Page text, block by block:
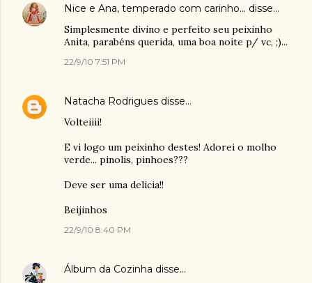
Nice e Ana, temperado com carinho... disse…
Simplesmente divino e perfeito seu peixinho
Anita, parabéns querida, uma boa noite p/ vc, ;)...
22/9/10 7:51 PM
Natacha Rodrigues disse…
Volteiiii!
E vi logo um peixinho destes! Adorei o molho
verde... pinolis, pinhoes???
Deve ser uma delicia!!
Beijinhos
22/9/10 8:40 PM
Álbum da Cozinha disse…